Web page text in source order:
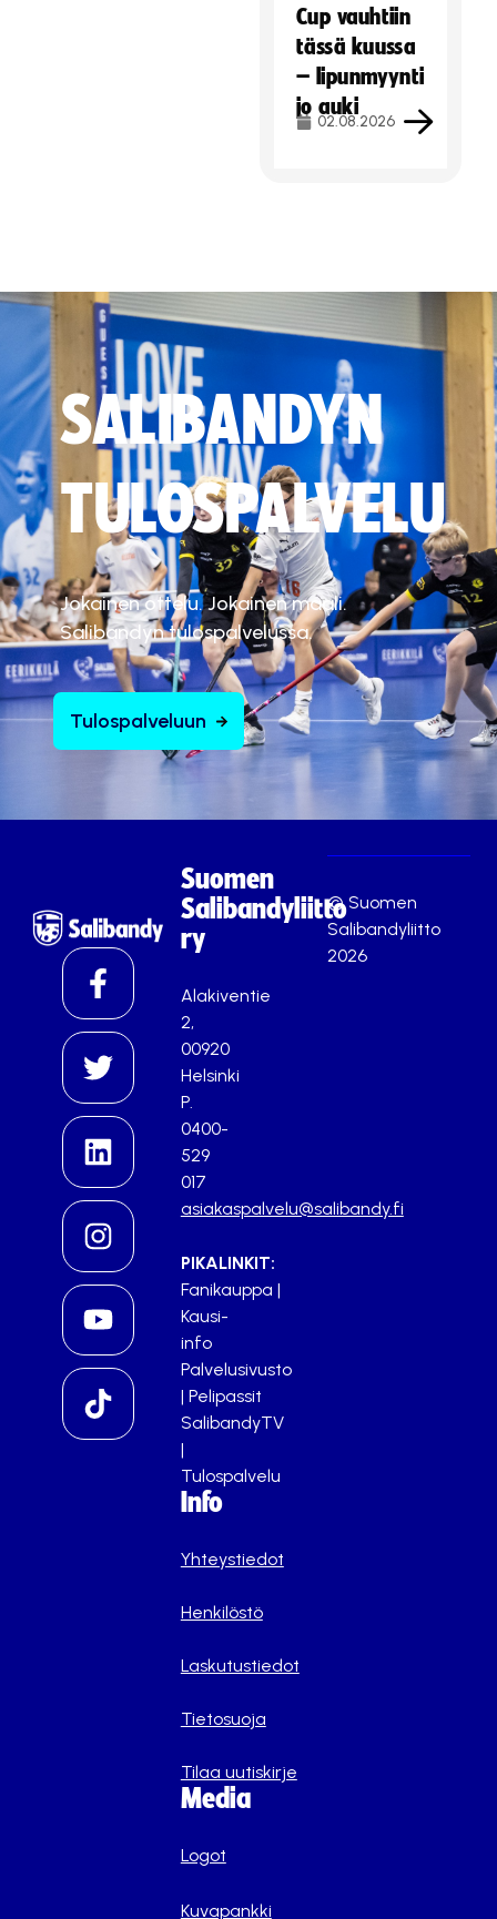
Cup vauhtiin
tässä kuussa
– lipunmyynti
jo auki
02.08.2026
SALIBANDYN
TULOSPALVELU
Jokainen ottelu. Jokainen maali.
Salibandyn tulospalvelussa.
Tulospalveluun
Suomen
Salibandyliitto
ry
Alakiventie
2,
00920
Helsinki
P.
0400-
529
017
asiakaspalvelu@salibandy.fi
PIKALINKIT:
Fanikauppa |
Kausi-
info
Palvelusivusto
| Pelipassit
SalibandyTV
|
Tulospalvelu
Info
Yhteystiedot
Henkilöstö
Laskutustiedot
Tietosuoja
Tilaa uutiskirje
Media
Logot
Kuvapankki
© Suomen
Salibandyliitto
2026